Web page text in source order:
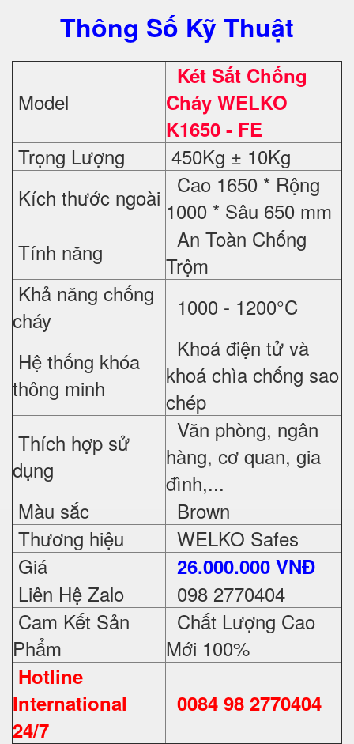
Thông Số Kỹ Thuật
Model
Két Sắt Chống
Cháy WELKO
K1650 - FE
Trọng Lượng
450Kg ± 10Kg
Kích thước ngoài
Cao 1650 * Rộng
1000 * Sâu 650 mm
Tính năng
An Toàn Chống
Trộm
Khả năng chống
cháy
1000 - 1200°C
Hệ thống khóa
thông minh
Khoá điện tử và
khoá chìa chống sao
chép
Thích hợp sử
dụng
Văn phòng, ngân
hàng, cơ quan, gia
đình,...
Màu sắc
Brown
Thương hiệu
WELKO Safes
Giá
26.000.000 VNĐ
Liên Hệ Zalo
098 2770404
Cam Kết Sản
Phẩm
Chất Lượng Cao
Mới 100%
Hotline
International
24/7
0084 98 2770404